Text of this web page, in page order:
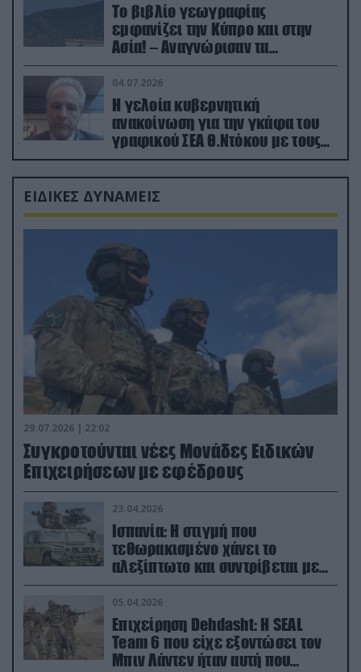
Το βιβλίο γεωγραφίας
εμφανίζει την Κύπρο και στην
Ασία! – Αναγνώρισαν τα
κατεχόμενα; (φωτο)
04.07.2026
Η γελοία κυβερνητική
ανακοίνωση για την γκάφα του
γραφικού ΣΕΑ Θ.Ντόκου με τους
Ρώσους φαρσέρ
ΕΙΔΙΚΕΣ ΔΥΝΑΜΕΙΣ
29.07.2026 | 22:02
Συγκροτούνται νέες Μονάδες Ειδικών
Επιχειρήσεων με εφέδρους
23.04.2026
Ισπανία: Η στιγμή που
τεθωρακισμένο χάνει το
αλεξίπτωτο και συντρίβεται με
ορμή στο έδαφος (βίντεο)
05.04.2026
Επιχείρηση Dehdasht: Η SEAL
Team 6 που είχε εξοντώσει τον
Μπιν Λάντεν ήταν αυτή που